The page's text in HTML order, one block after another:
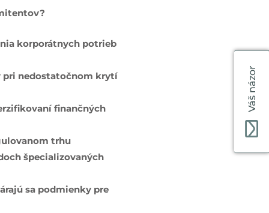
korporátnych potrieb
pri nedostatočnom krytí
finančných
trhu
špecializovaných
sa podmienky pre
Váš názor